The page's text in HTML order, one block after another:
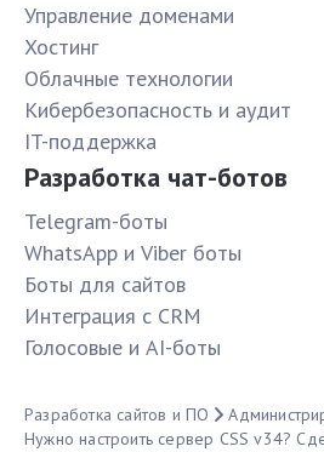
Управление доменами
Хостинг
Облачные технологии
Кибербезопасность и аудит
IT-поддержка
Разработка чат-ботов
Telegram-боты
WhatsApp и Viber боты
Боты для сайтов
Интеграция с CRM
Голосовые и AI-боты
Разработка сайтов и ПО
Нужно настроить сервер CSS v34?